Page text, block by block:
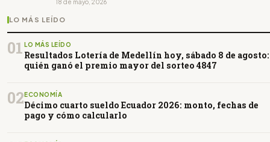
18 de mayo, 2026
LO MÁS LEÍDO
01 LO MÁS LEÍDO
Resultados Lotería de Medellín hoy, sábado 8 de agosto:
quién ganó el premio mayor del sorteo 4847
02ECONOMÍA
Décimo cuarto sueldo Ecuador 2026: monto, fechas de
pago y cómo calcularlo